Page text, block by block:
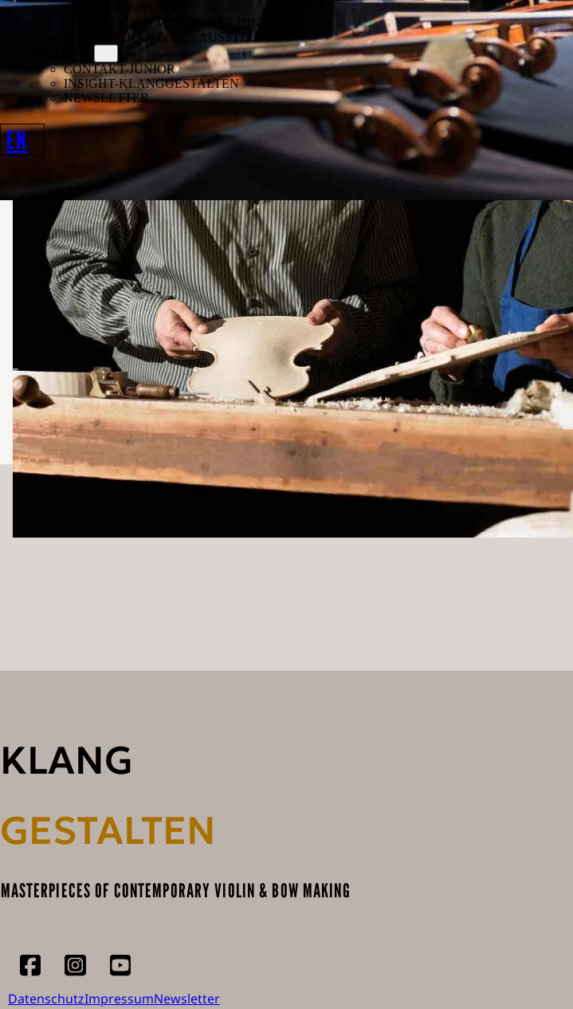
MUSIKER:INNEN
PAUSIERENDE MITGLIEDER:INNEN
GÄSTE DER LETZTEN AUSSTELLUNG
CONTAKT-JUNIOR
INSIGHT-KLANGGESTALTEN
NEWSLETTER
EN
KLANG
GESTALTEN
MASTERPIECES OF CONTEMPORARY VIOLIN & BOW MAKING
DatenschutzImpressumNewsletter